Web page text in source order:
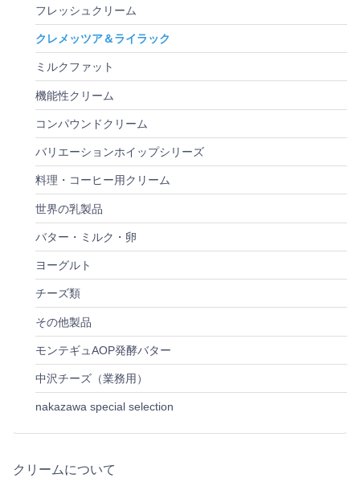
フレッシュクリーム
クレメッツア＆ライラック
ミルクファット
機能性クリーム
コンパウンドクリーム
バリエーションホイップシリーズ
料理・コーヒー用クリーム
世界の乳製品
バター・ミルク・卵
ヨーグルト
チーズ類
その他製品
モンテギュAOP発酵バター
中沢チーズ（業務用）
nakazawa special selection
クリームについて